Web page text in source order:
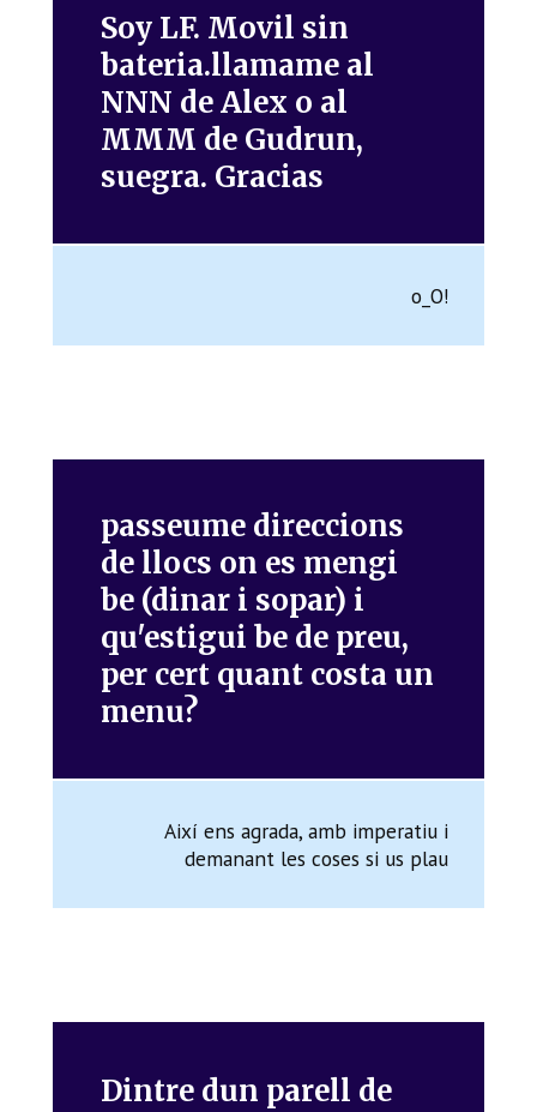
Soy LF. Movil sin
bateria.llamame al
NNN de Alex o al
MMM de Gudrun,
suegra. Gracias
o_O!
passeume direccions
de llocs on es mengi
be (dinar i sopar) i
qu'estigui be de preu,
per cert quant costa un
menu?
Així ens agrada, amb imperatiu i
demanant les coses si us plau
Dintre dun parell de